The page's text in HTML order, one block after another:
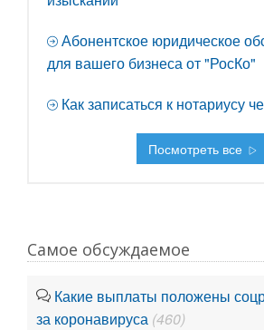
Абонентское юридическое
для вашего бизнеса от "РосКо"
Как записаться к нотариусу
Посмотреть все
Самое обсуждаемое
Какие выплаты положены
за коронавируса (460)